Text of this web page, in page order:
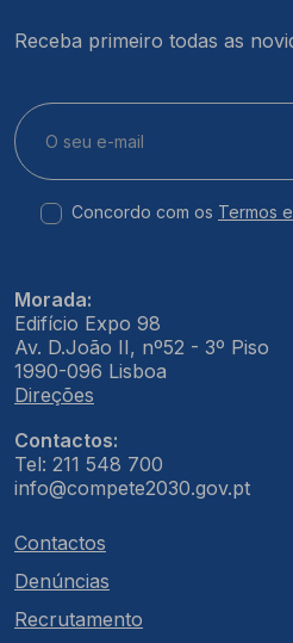
Receba primeiro todas as
Concordo com os Termos
Morada:
Edifício Expo 98
Av. D.João II, nº52 - 3º Piso
1990-096 Lisboa
Direções
Contactos:
Tel: 211 548 700
info@compete2030.gov.pt
Contactos
Denúncias
Recrutamento